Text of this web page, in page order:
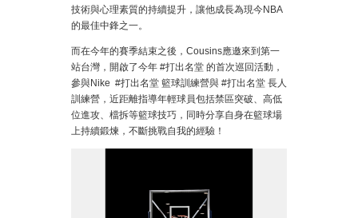
技術與心理素質的持續提升，讓他成長為現今NBA
的最佳中鋒之一。
而在今年的賽季結束之後，Cousins應邀來到第一
站台灣，開啟了今年 #打出名堂 的首次巡回活動，
參與Nike #打出名堂 籃球訓練營與 #打出名堂 長人
訓練營，近距離指導年輕球員包括禁區突破、高低
位進攻、檔拆等籃球技巧，同時分享自身在籃球場
上持續鍛煉，不斷挑戰自我的經驗！